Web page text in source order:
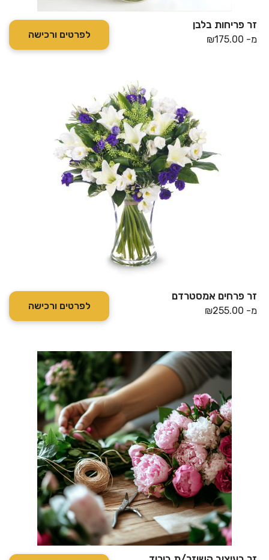
זר פריחות בלבן
מ- ₪175.00 לפרטים ורכישה
זר פרחים אמסטרדם
מ- ₪255.00 לפרטים ורכישה